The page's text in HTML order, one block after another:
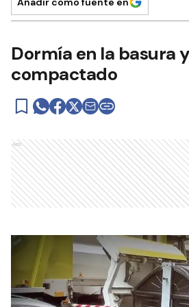
Dormía en la basura
compactado
Ads